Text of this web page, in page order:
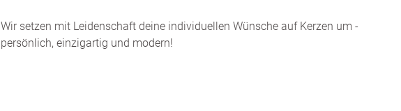
Wir setzen mit Leidenschaft deine individuellen Wünsche auf Kerzen um -
persönlich, einzigartig und modern!